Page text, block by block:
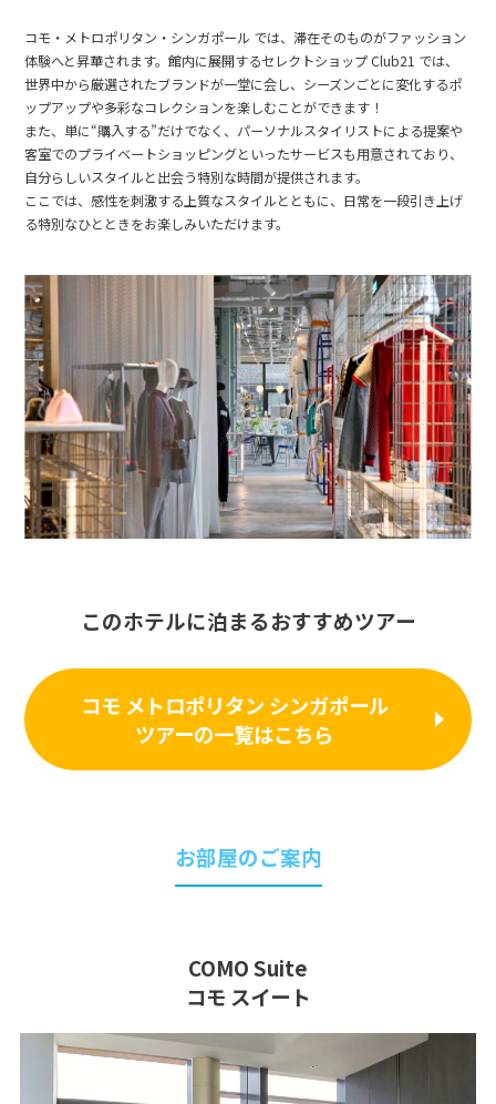
コモ・メトロポリタン・シンガポール では、滞在そのものがファッション
体験へと昇華されます。館内に展開するセレクトショップ Club21 では、
世界中から厳選されたブランドが一堂に会し、シーズンごとに変化するポ
ップアップや多彩なコレクションを楽しむことができます！
また、単に“購入する”だけでなく、パーソナルスタイリストによる提案や
客室でのプライベートショッピングといったサービスも用意されており、
自分らしいスタイルと出会う特別な時間が提供されます。
ここでは、感性を刺激する上質なスタイルとともに、日常を一段引き上げ
る特別なひとときをお楽しみいただけます。
このホテルに泊まるおすすめツアー
コモ メトロポリタン シンガポール
ツアーの一覧はこちら
お部屋のご案内
COMO Suite
コモ スイート